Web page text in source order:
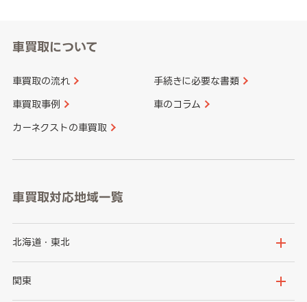
車買取について
車買取の流れ 手続きに必要な書類
車買取事例 車のコラム
カーネクストの車買取
車買取対応地域一覧
北海道・東北
北海道
関東